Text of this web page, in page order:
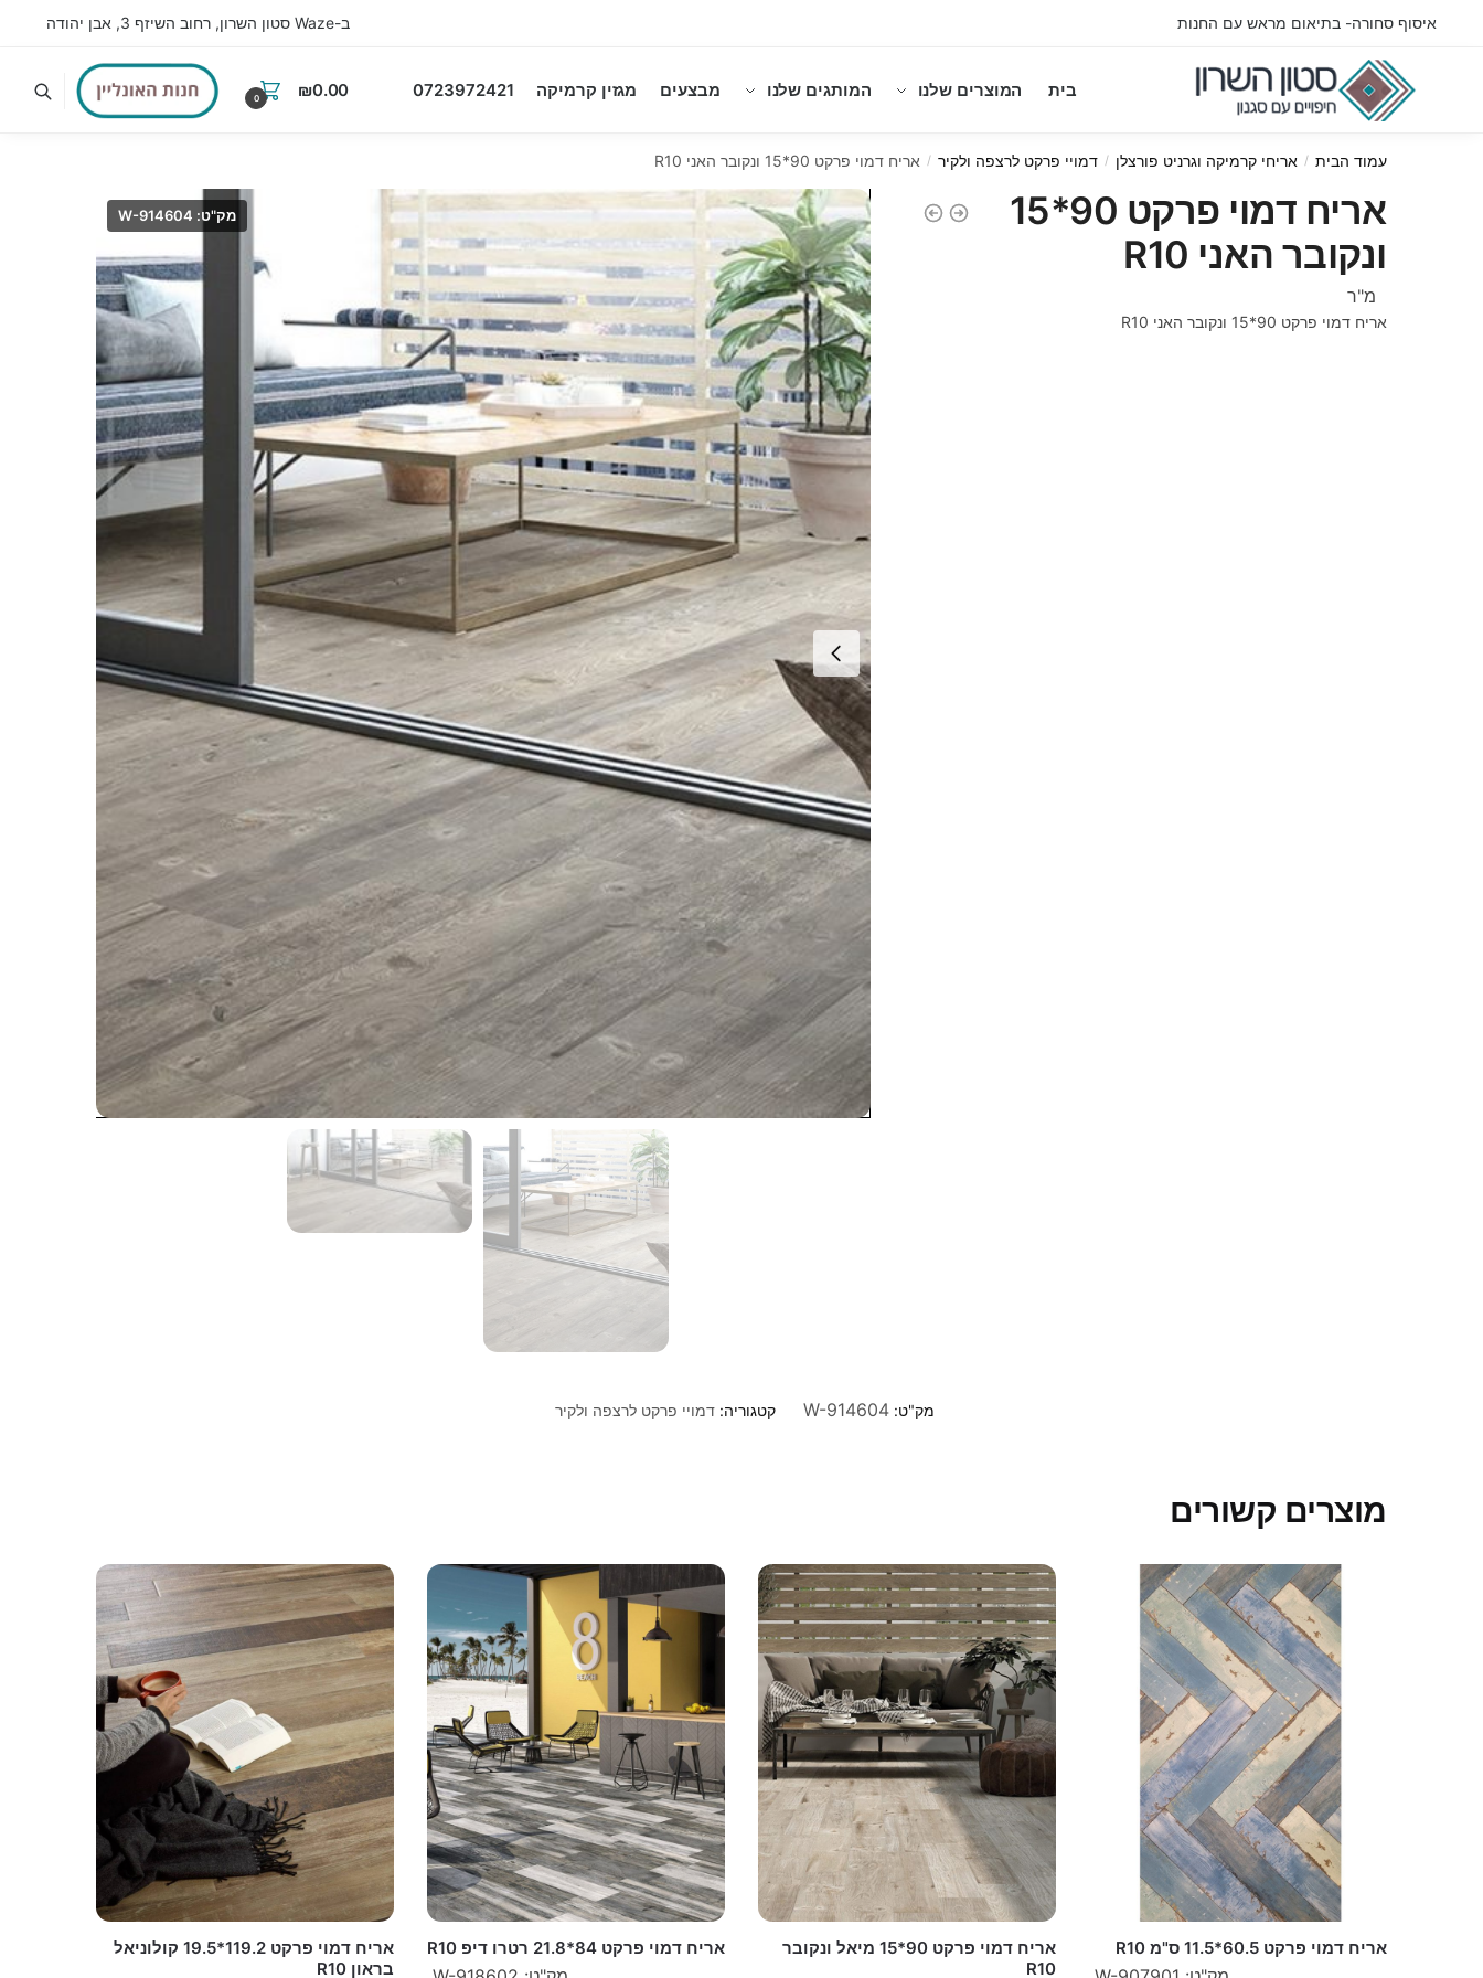
navigation
איסוף סחורה- בתיאום מראש עם החנות ב-Waze סטון השרון, רחוב השיזף 3, אבן יהודה
בית המוצרים שלנו המותגים שלנו מבצעים מגזין קרמיקה 0723972421
₪0.00
0
עמוד הבית / אריחי קרמיקה וגרניט פורצלן / דמויי פרקט לרצפה ולקיר / אריח דמוי פרקט 90*15 ונקובר האני R10
מק"ט: W-914604
אריח דמוי פרקט 90*15
ונקובר האני R10
מ"ר
אריח דמוי פרקט 90*15 ונקובר האני R10
מק"ט:W-914604 קטגוריה:דמויי פרקט לרצפה ולקיר
מוצרים קשורים
אריח דמוי פרקט 60.5*11.5 ס"מ R10
אריח דמוי פרקט 90*15 מיאל ונקובר
R10
אריח דמוי פרקט 84*21.8 רטרו דיפ R10
אריח דמוי פרקט 119.2*19.5 קולוניאל
בראון R10